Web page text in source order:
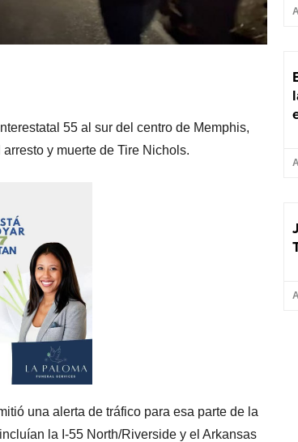
55 al sur del centro de Memphis,
y muerte de Tire Nichols.
una alerta de tráfico para esa parte de la
la I-55 North/Riverside y el Arkansas